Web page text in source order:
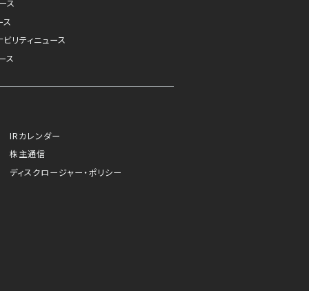
ス
ス
リティニュース
ス
IRカレンダー
株主通信
ディスクロージャー・ポリシー